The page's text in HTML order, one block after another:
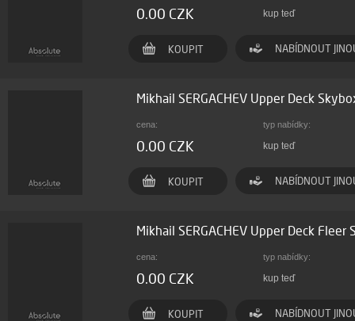
0.00 CZK kup teď
KOUPIT NABÍDNOUT
Mikhail SERGACHEV Upper Deck
cena: typ nabídky:
0.00 CZK kup teď
KOUPIT NABÍDNOUT
Mikhail SERGACHEV Upper Deck
cena: typ nabídky:
0.00 CZK kup teď
KOUPIT NABÍDNOUT